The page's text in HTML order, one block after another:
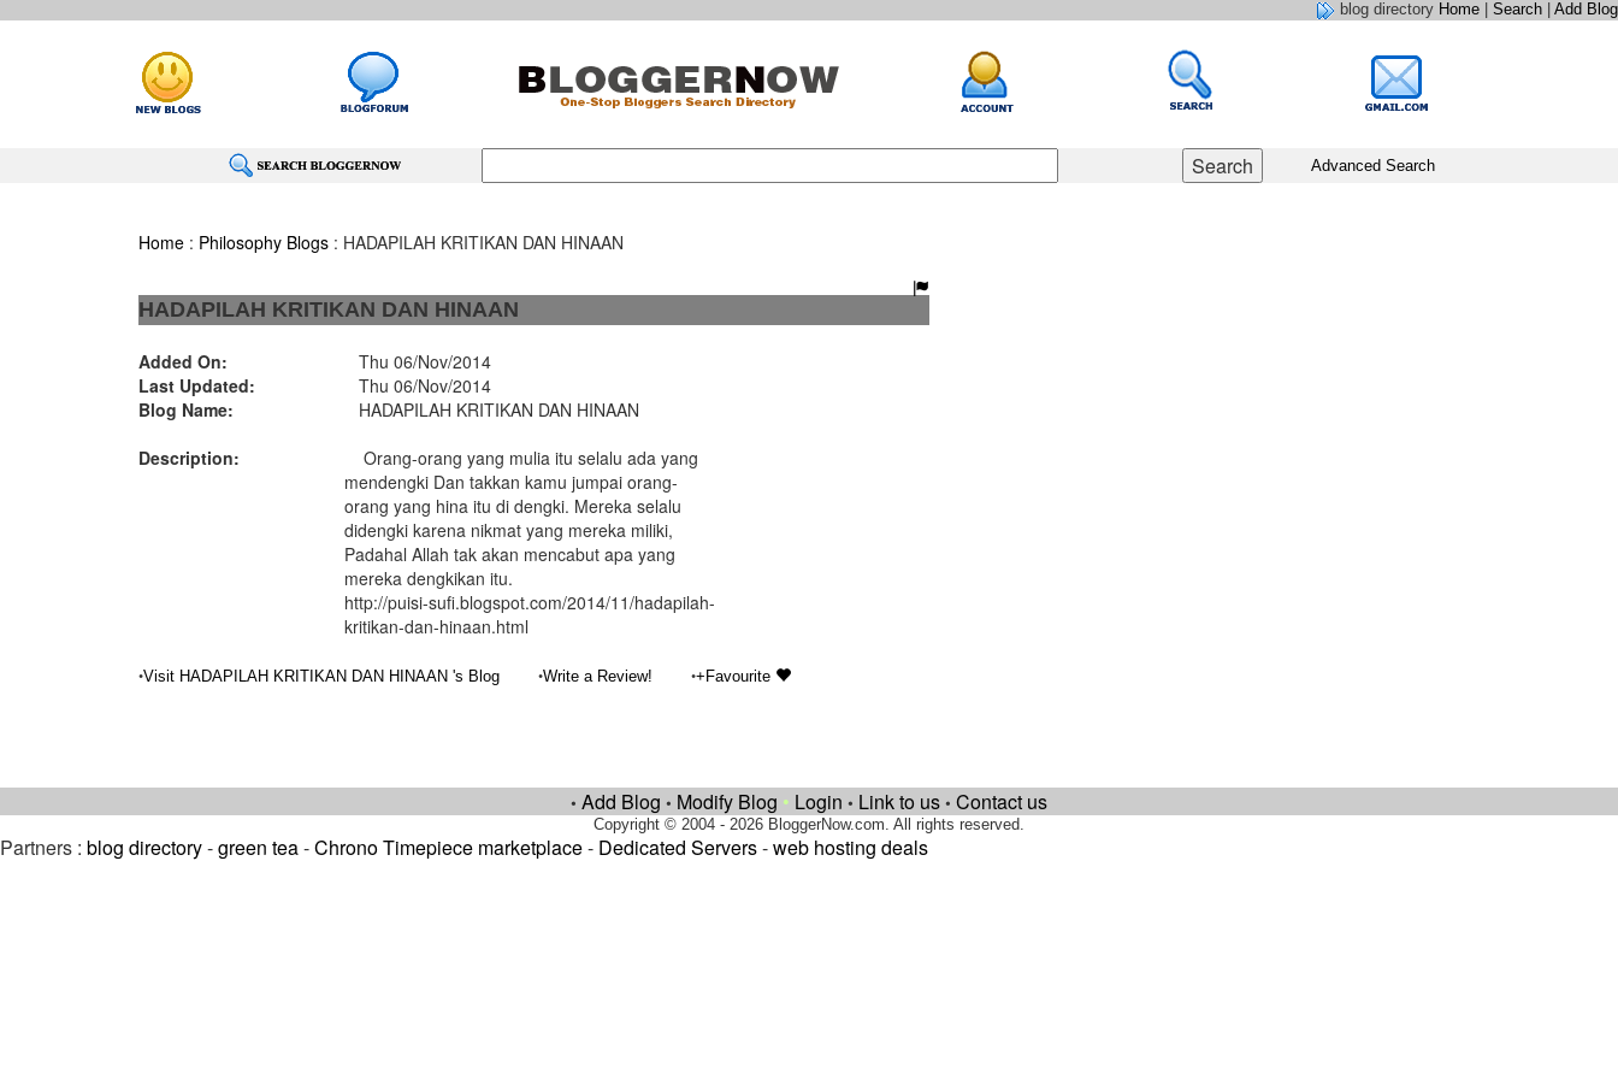
blog directory Home Search Add Blog
Advanced Search
Home: Philosophy Blogs: HADAPILAH KRITIKAN DAN HINAAN
HADAPILAH KRITIKAN DAN HINAAN
Added On:
Thu 06/Nov/2014
Last Updated:
Thu 06/Nov/2014
Blog Name:
HADAPILAH KRITIKAN DAN HINAAN
Description:
Orang-orang yang mulia itu selalu ada yang
mendengki Dan takkan kamu jumpai orang-
orang yang hina itu di dengki. Mereka selalu
didengki karena nikmat yang mereka miliki,
Padahal Allah tak akan mencabut apa yang
mereka dengkikan itu.
http://puisi-sufi.blogspot.com/2014/11/hadapilah-
kritikan-dan-hinaan.html
•Visit HADAPILAH KRITIKAN DAN HINAAN 's Blog •Write a Review! •+Favourite
• Add Blog • Modify Blog • Login • Link to us • Contact us
Copyright © 2004 - 2026 BloggerNow.com. All rights reserved.
Partners : blog directory-green tea-Chrono Timepiece marketplace- Dedicated Servers-web hosting deals